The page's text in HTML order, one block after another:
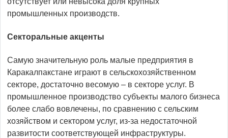
промышленных производств.
Секторальные акценты
Самую значительную роль малые предприятия в
Каракалпакстане играют в сельскохозяйственном
секторе, достаточно весомую – в секторе услуг. В
промышленное производство субъекты малого бизнеса
более слабо вовлечены, по сравнению с сельским
хозяйством и сектором услуг, из-за недостаточной
развитости соответствующей инфраструктуры.